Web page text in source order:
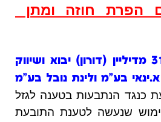
חוזה ומתן
בת.א 31145-05-13 מדיליין (דורון) יבוא ושיווק
בע"מ ולינת נובל בע"מ
כנגד הנתבעות בטענה לגזל
שנעשה לטענת התובעת